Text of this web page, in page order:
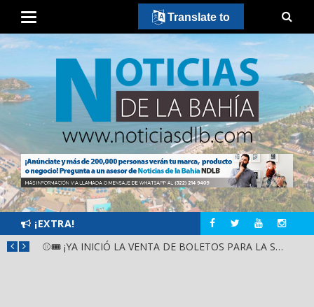
¡EXTRA!
⚾🎟️ ¡YA INICIÓ LA VENTA DE BOLETOS PARA LA SERIE DEL CARIBE KIDS NAYARIT 2026!
Translate to